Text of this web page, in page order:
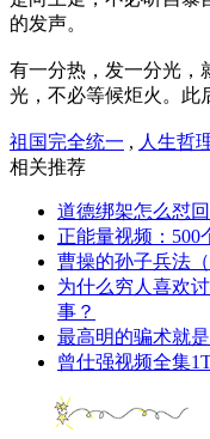
的发声。
有一分热，发一分光，
光，不必等候炬火。此
祖国完全统一 , 人生哲
相关推荐
道德绑架怎么怼
正能量视频：500
曹操的孙子兵法（
为什么穷人喜欢
事？
最高明的骗术就
曾仕强视频全集